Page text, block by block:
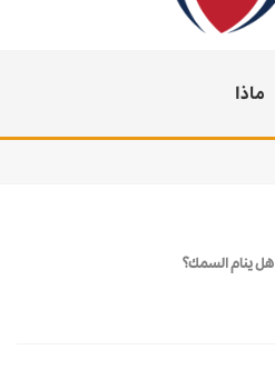
ماذا
هل ينام السمك؟